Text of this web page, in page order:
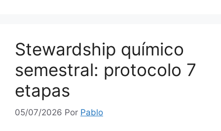
Stewardship químico
semestral: protocolo 7
etapas
05/07/2026 Por Pablo